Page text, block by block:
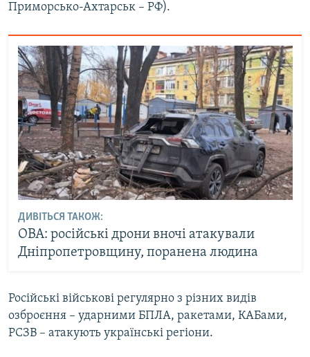
Приморсько-Ахтарськ – РФ).
ДИВІТЬСЯ ТАКОЖ:
ОВА: російські дрони вночі атакували
Дніпропетровщину, поранена людина
Російські військові регулярно з різних видів
озброєння – ударними БПЛА, ракетами, КАБами,
РСЗВ – атакують українські регіони.